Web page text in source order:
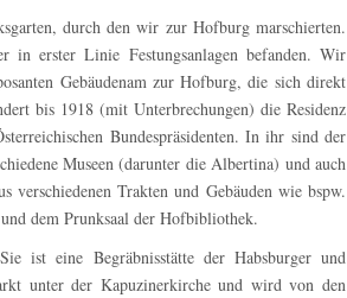
durch den wir zur Hofburg marschierten.
erster Linie Festungsanlagen befanden. Wir
Gebäudenam zur Hofburg, die sich direkt
bis 1918 (mit Unterbrechungen) die Residenz
Bundespräsidenten. In ihr sind der
Museen (darunter die Albertina) und auch
verschiedenen Trakten und Gebäuden wie bspw.
und dem Prunksaal der Hofbibliothek.
ist eine Begräbnisstätte der Habsburger und
unter der Kapuzinerkirche und wird von den